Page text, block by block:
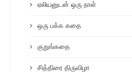
ஏலியனுடன் ஒரு நாள்
ஒரு பக்க கதை
குறுங்கதை
சித்திரை திருவிழா